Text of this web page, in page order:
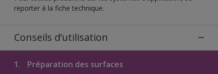
reporter à la fiche technique.
Conseils d’utilisation
1. Préparation des surfaces